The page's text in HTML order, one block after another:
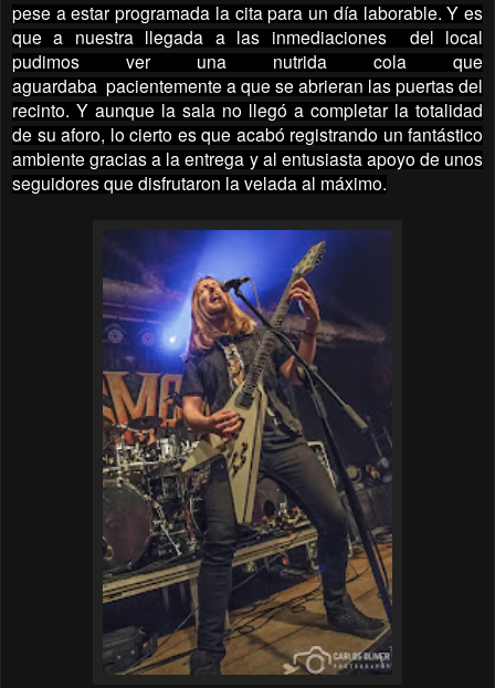
pese a estar programada la cita para un día laborable. Y es
que a nuestra llegada a las inmediaciones del local
pudimos ver una nutrida cola que
aguardaba pacientemente a que se abrieran las puertas del
recinto. Y aunque la sala no llegó a completar la totalidad
de su aforo, lo cierto es que acabó registrando un fantástico
ambiente gracias a la entrega y al entusiasta apoyo de unos
seguidores que disfrutaron la velada al máximo.